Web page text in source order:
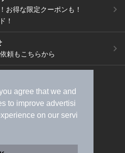
agree that we and
to improve advertisi
on our servi
お得な限定クーポンも！
！
頼もこちらから
求）
広告出稿のご案内
タイルMEMBERS+規約
く表記
ヘルプ
採用情報